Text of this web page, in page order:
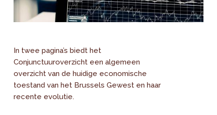
In twee pagina’s biedt het
Conjunctuuroverzicht een algemeen
overzicht van de huidige economische
toestand van het Brussels Gewest en haar
recente evolutie.